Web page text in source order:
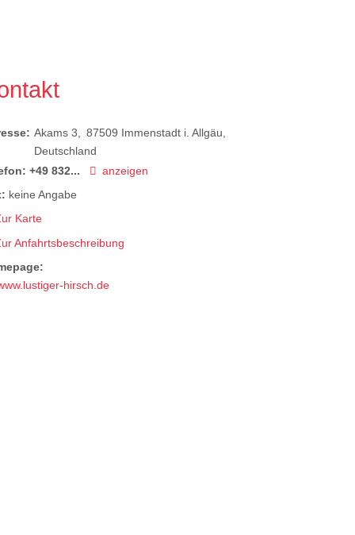
Akams 3 87509 Immenstadt i. Allgäu
Deutschland
+49 832...
anzeigen
keine Angabe
Karte
Anfahrtsbeschreibung
hirsch.de